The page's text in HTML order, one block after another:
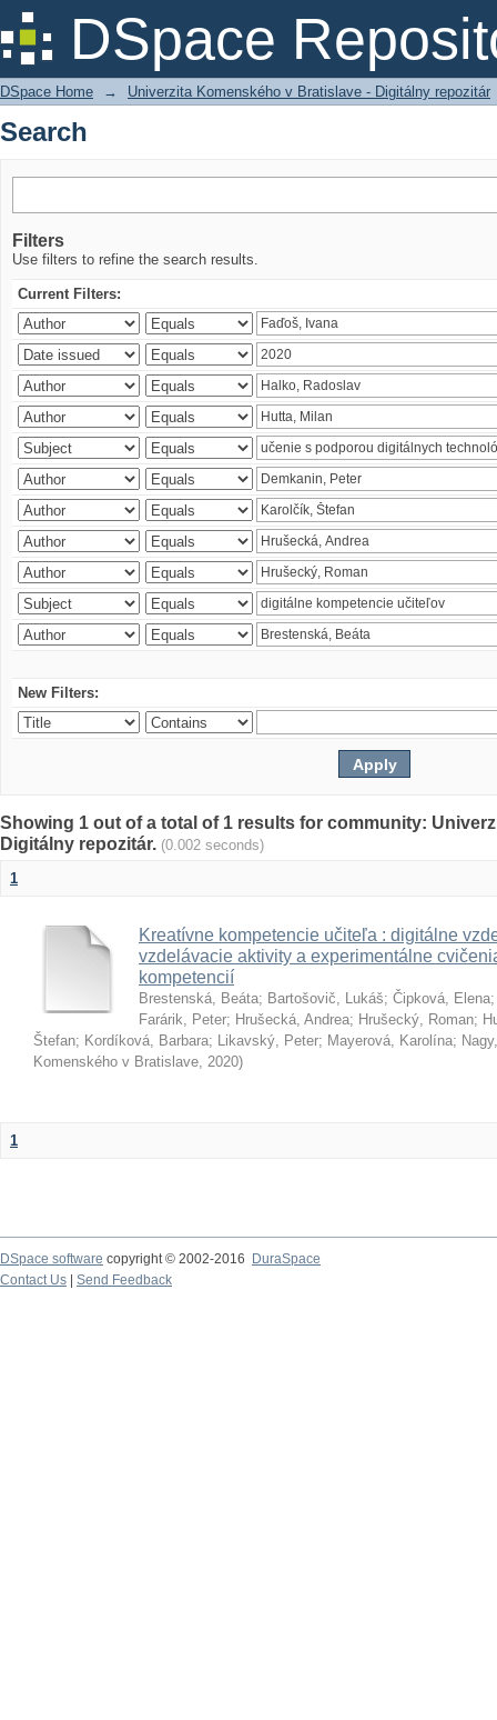
DSpace
Search
DSpace Home → Univerzita Komenského v Bratislave - Digitálny repozitár
Search
Filters
Use filters to refine the search results.
Current Filters:
New Filters:
Showing 1 out of a total of 1 results for community:
Digitálny repozitár. (0.002 seconds)
1
Kreatívne kompetencie učiteľa : digitálne
vzdelávacie aktivity a experimentálne
kompetencií
Brestenská, Beáta; Bartošovič, Lukáš; Čipková, Elena
Farárik, Peter; Hrušecká, Andrea; Hrušecký, Roman;
Štefan; Kordíková, Barbara; Likavský, Peter; Mayerová, Karolína;
Komenského v Bratislave, 2020)
1
DSpace software copyright © 2002-2016
DuraSpace
Contact Us
Send Feedback